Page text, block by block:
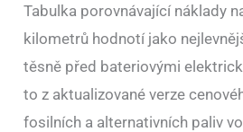
Tabulka porovnávající náklady
kilometrů hodnotí jako
těsně před bateriovými
to z aktualizované verze
fosilních a alternativních paliv